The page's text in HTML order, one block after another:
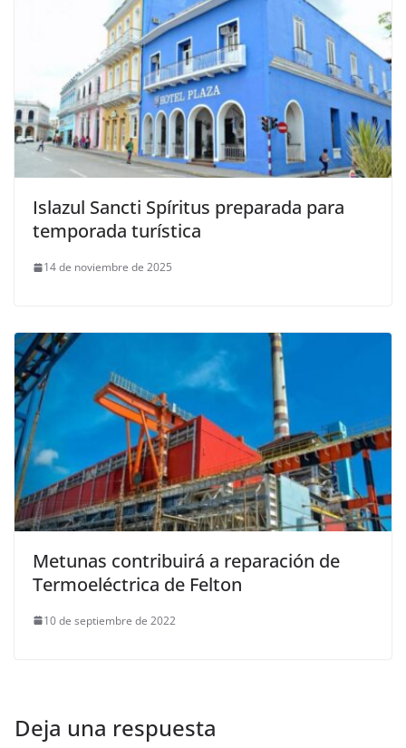
Islazul Sancti Spíritus preparada para
temporada turística
14 de noviembre de 2025
Metunas contribuirá a reparación de
Termoeléctrica de Felton
10 de septiembre de 2022
Deja una respuesta